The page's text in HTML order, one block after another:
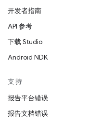
开发者指南
API 参考
下载 Studio
Android NDK
支持
报告平台错误
报告文档错误